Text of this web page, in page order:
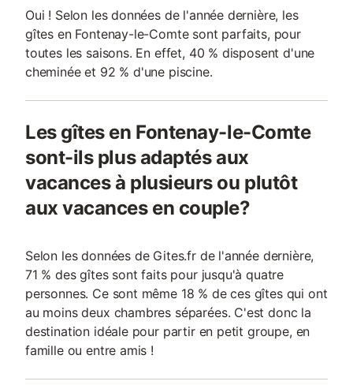
Oui ! Selon les données de l'année dernière, les
gîtes en Fontenay-le-Comte sont parfaits, pour
toutes les saisons. En effet, 40 % disposent d'une
cheminée et 92 % d'une piscine.
Les gîtes en Fontenay-le-Comte
sont-ils plus adaptés aux
vacances à plusieurs ou plutôt
aux vacances en couple?
Selon les données de Gites.fr de l'année dernière,
71 % des gîtes sont faits pour jusqu'à quatre
personnes. Ce sont même 18 % de ces gîtes qui ont
au moins deux chambres séparées. C'est donc la
destination idéale pour partir en petit groupe, en
famille ou entre amis !